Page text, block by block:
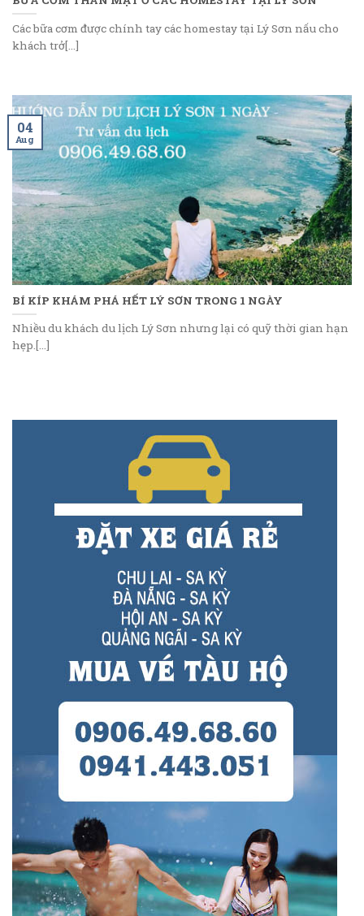
Các bữa cơm được chính tay các homestay tại Lý Sơn nấu cho
khách trở[...]
BÍ KÍP KHÁM PHÁ HẾT LÝ SƠN TRONG 1 NGÀY
Nhiều du khách du lịch Lý Sơn nhưng lại có quỹ thời gian hạn
hẹp.[...]
04
Aug